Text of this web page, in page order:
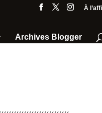
À
Archives Blogger